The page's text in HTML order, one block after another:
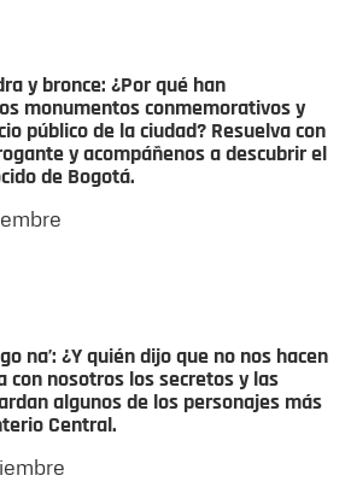
y bronce: ¿Por qué han
monumentos conmemorativos y
público de la ciudad? Resuelva con
y acompáñenos a descubrir el
de Bogotá.
na’: ¿Y quién dijo que no nos hacen
con nosotros los secretos y las
algunos de los personajes más
Central.